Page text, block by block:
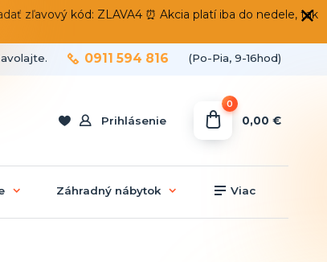
zľavový kód: ZLAVA4 ⏰ Akcia platí iba do nedele, tak
Prihlásenie
0911 594 816 (Po-Pia, 9-16hod)
0
0,00 €
Záhradný nábytok Viac